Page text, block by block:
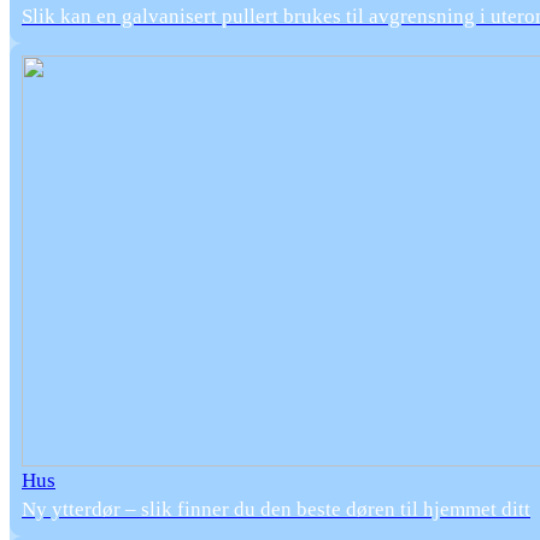
Slik kan en galvanisert pullert brukes til avgrensning i
Hus
Ny ytterdør – slik finner du den beste døren til hjemmet ditt